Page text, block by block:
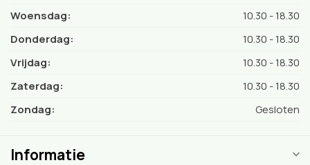
Woensdag:
10.30 - 18.30
Donderdag:
10.30 - 18.30
Vrijdag:
10.30 - 18.30
Zaterdag:
10.30 - 18.30
Zondag:
Gesloten
Informatie